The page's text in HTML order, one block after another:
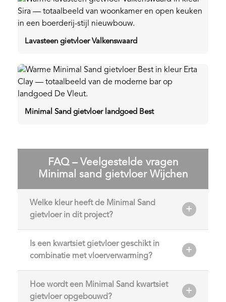
Lavasteen gietvloer Valkenswaard
Minimal Sand gietvloer landgoed Best
FAQ – Veelgestelde vragen
Minimal sand gietvloer Wijchen
Welke kleur heeft de Minimal Sand
gietvloer in dit project?
Is een kwartsiet gietvloer geschikt in
combinatie met vloerverwarming?
Hoe wordt een Minimal Sand kwartsiet
gietvloer opgebouwd?